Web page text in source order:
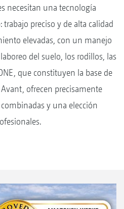
necesitan una tecnología
preciso y de alta calidad
elevadas, con un manejo
del suelo, los rodillos, las
que constituyen la base de
ofrecen precisamente
y una elección